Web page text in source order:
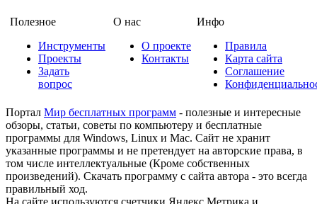
Полезное
Инструменты
Проекты
Задать
вопрос
О нас
О проекте
Контакты
Инфо
Правила
Карта сайта
Соглашение
Портал Мир бесплатных программ - полезные и интересные
обзоры, статьи, советы по компьютеру и бесплатные
программы для Windows, Linux и Mac. Сайт не хранит
указанные программы и не претендует на авторские права, в
том числе интеллектуальные (Кроме собственных
произведений). Скачать программу с сайта автора - это всегда
правильный ход.
На сайте используются счетчики Яндекс Метрика и